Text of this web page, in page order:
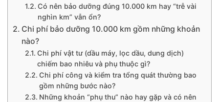
Có nên bảo dưỡng đúng 10.000 km hay “trễ vài
nghìn km” vẫn ổn?
Chi phí bảo dưỡng 10.000 km gồm những khoản
nào?
Chi phí vật tư (dầu máy, lọc dầu, dung dịch)
chiếm bao nhiêu và phụ thuộc gì?
Chi phí công và kiểm tra tổng quát thường bao
gồm những bước nào?
Những khoản “phụ thu” nào hay gặp và có nên